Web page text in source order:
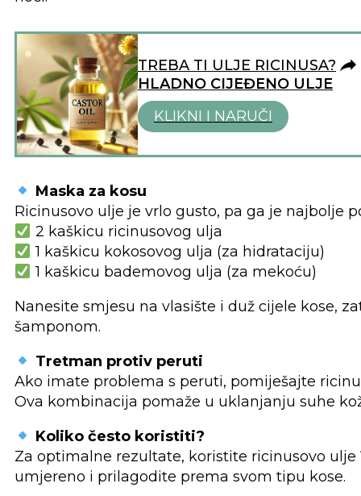
TREBA TI ULJE RICINUSA?
HLADNO CIJEĐENO ULJE
KLIKNI I NARUČI
Maska za kosu
Ricinusovo ulje je vrlo gusto, pa ga je najbolje
2 kaškicu ricinusovog ulja
1 kaškicu kokosovog ulja (za hidrataciju)
1 kaškicu bademovog ulja (za mekoću)
Nanesite smjesu na vlasište i duž cijele kose,
šamponom.
Tretman protiv peruti
Ako imate problema s peruti, pomiješajte
Ova kombinacija pomaže u uklanjanju suhe
Koliko često koristiti?
Za optimalne rezultate, koristite ricinusovo ulje
umjereno i prilagodite prema svom tipu kose.